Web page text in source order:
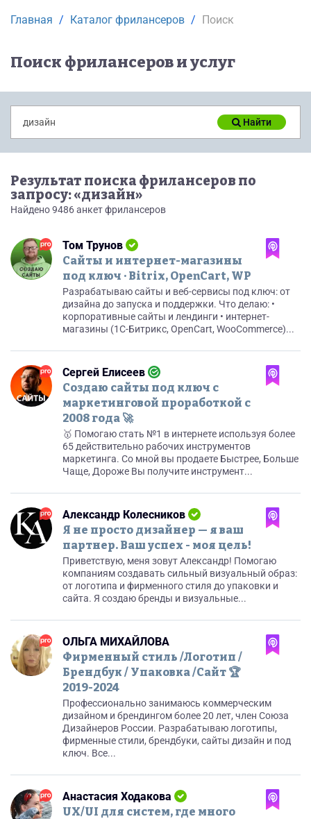
Главная Каталог фрилансеров Поиск
Поиск фрилансеров и услуг
Найти
Результат поиска фрилансеров по
запросу: «дизайн»
Найдено 9486 анкет фрилансеров
Том Трунов
Сайты и интернет-магазины
под ключ · Bitrix, OpenCart, WP
Разрабатываю сайты и веб-сервисы под ключ: от
дизайна до запуска и поддержки. Что делаю: •
корпоративные сайты и лендинги • интернет-
магазины (1C-Битрикс, OpenCart, WooCommerce)...
Сергей Елисеев
Создаю сайты под ключ с
маркетинговой проработкой с
2008 года 🚀
🥇 Помогаю стать №1 в интернете используя более
65 действительно рабочих инструментов
маркетинга. Со мной вы продаете Быстрее, Больше
Чаще, Дороже Вы получите инструмент...
Александр Колесников
Я не просто дизайнер — я ваш
партнер. Ваш успех - моя цель!
Приветствую, меня зовут Александр! Помогаю
компаниям создавать сильный визуальный образ:
от логотипа и фирменного стиля до упаковки и
сайта. Я создаю бренды и визуальные...
ОЛЬГА МИХАЙЛОВА
Фирменный стиль /Логотип /
Брендбук / Упаковка /Сайт 🏆
2019-2024
Профессионально занимаюсь коммерческим
дизайном и брендингом более 20 лет, член Союза
Дизайнеров России. Разрабатываю логотипы,
фирменные стили, брендбуки, сайты дизайн и под
ключ. Все...
Анастасия Ходакова
UX/UI для систем, где много